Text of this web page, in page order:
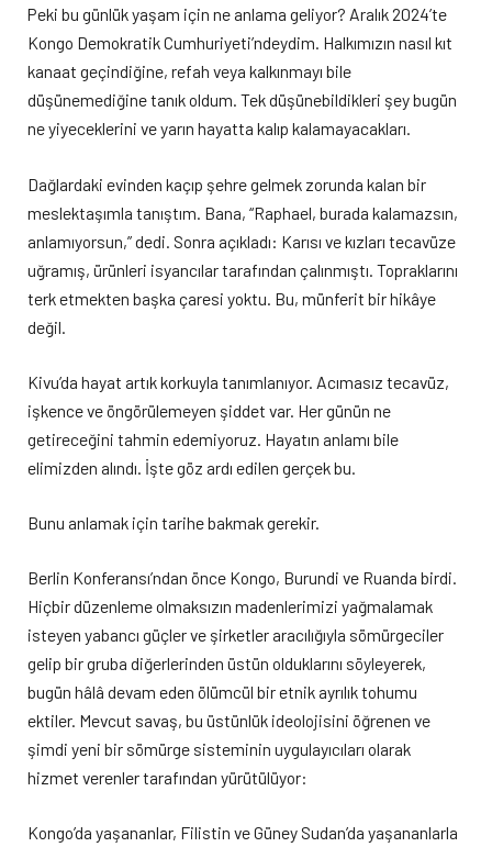
Peki bu günlük yaşam için ne anlama geliyor? Aralık 2024’te
Kongo Demokratik Cumhuriyeti’ndeydim. Halkımızın nasıl kıt
kanaat geçindiğine, refah veya kalkınmayı bile
düşünemediğine tanık oldum. Tek düşünebildikleri şey bugün
ne yiyeceklerini ve yarın hayatta kalıp kalamayacakları.
Dağlardaki evinden kaçıp şehre gelmek zorunda kalan bir
meslektaşımla tanıştım. Bana, “Raphael, burada kalamazsın,
anlamıyorsun,” dedi. Sonra açıkladı: Karısı ve kızları tecavüze
uğramış, ürünleri isyancılar tarafından çalınmıştı. Topraklarını
terk etmekten başka çaresi yoktu. Bu, münferit bir hikâye
değil.
Kivu’da hayat artık korkuyla tanımlanıyor. Acımasız tecavüz,
işkence ve öngörülemeyen şiddet var. Her günün ne
getireceğini tahmin edemiyoruz. Hayatın anlamı bile
elimizden alındı. İşte göz ardı edilen gerçek bu.
Bunu anlamak için tarihe bakmak gerekir.
Berlin Konferansı’ndan önce Kongo, Burundi ve Ruanda birdi.
Hiçbir düzenleme olmaksızın madenlerimizi yağmalamak
isteyen yabancı güçler ve şirketler aracılığıyla sömürgeciler
gelip bir gruba diğerlerinden üstün olduklarını söyleyerek,
bugün hâlâ devam eden ölümcül bir etnik ayrılık tohumu
ektiler. Mevcut savaş, bu üstünlük ideolojisini öğrenen ve
şimdi yeni bir sömürge sisteminin uygulayıcıları olarak
hizmet verenler tarafından yürütülüyor:
Kongo’da yaşananlar, Filistin ve Güney Sudan’da yaşananlarla